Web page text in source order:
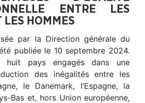
ENTRE LES
LES HOMMES
par la Direction générale du
publiée le 10 septembre 2024.
pays engagés dans une
des inégalités entre les
le Danemark, l’Espagne, la
Bas et, hors Union européenne,